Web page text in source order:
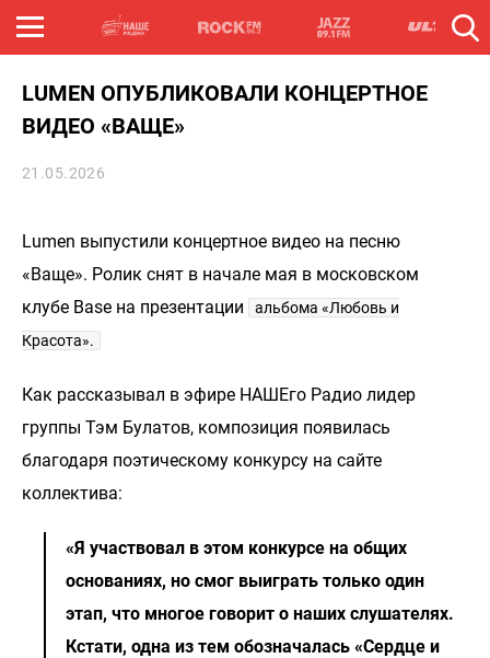
LUMEN ОПУБЛИКОВАЛИ КОНЦЕРТНОЕ
ВИДЕО «ВАЩЕ»
21.05.2026
Lumen выпустили концертное видео на песню
«Ваще». Ролик снят в начале мая в московском
клубе Base на презентации
альбома «Любовь и
Красота».
Как рассказывал в эфире НАШЕго Радио лидер
группы Тэм Булатов, композиция появилась
благодаря поэтическому конкурсу на сайте
коллектива:
«Я участвовал в этом конкурсе на общих
основаниях, но смог выиграть только один
этап, что многое говорит о наших слушателях.
Кстати, одна из тем обозначалась «Сердце и